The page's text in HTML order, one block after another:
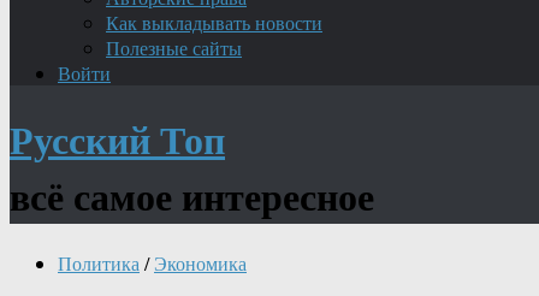
Как выкладывать новости
Полезные сайты
Войти
Русский Топ
всё самое интересное
Политика / Экономика